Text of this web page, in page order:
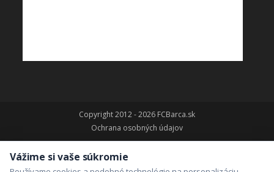
Copyright 2012 - 2026 FCBarca.sk
Ochrana osobných údajov
Vážime si vaše súkromie